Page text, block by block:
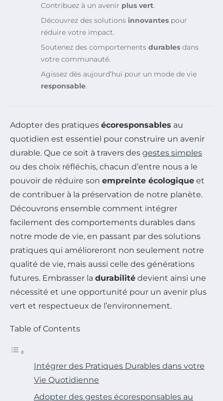
Contribuez à un avenir plus vert.
Découvrez des solutions innovantes pour
réduire votre impact.
Soutenez des comportements durables dans
votre communauté.
Agissez dès aujourd’hui pour un mode de vie
responsable.
Adopter des pratiques écoresponsables au
quotidien est essentiel pour construire un avenir
durable. Que ce soit à travers des gestes simples
ou des choix réfléchis, chacun d’entre nous a le
pouvoir de réduire son empreinte écologique et
de contribuer à la préservation de notre planète.
Découvrons ensemble comment intégrer
facilement des comportements durables dans
notre mode de vie, en passant par des solutions
pratiques qui amélioreront non seulement notre
qualité de vie, mais aussi celle des générations
futures. Embrasser la durabilité devient ainsi une
nécessité et une opportunité pour un avenir plus
vert et respectueux de l’environnement.
Table of Contents
Intégrer des Pratiques Durables dans votre
Vie Quotidienne
Adopter des gestes écoresponsables au